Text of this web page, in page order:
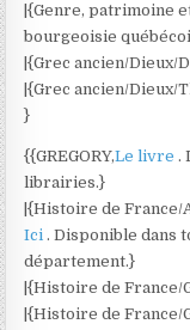
|{Genre, patrimoine
bourgeoisie
|{Grec ancien/Dieux/
|{Grec ancien/Dieux/
}
{{GREGORY,Le livre.
librairies.}
|{Histoire de
Ici. Disponible dans
département.}
|{Histoire de France/
|{Histoire de